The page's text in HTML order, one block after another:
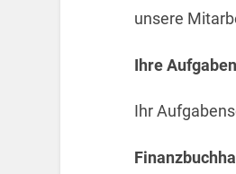
unsere
Ihre Aufgaben
Ihr